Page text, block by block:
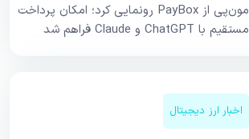
مون‌پی از PayBox رونمایی کرد؛ امکان پرداخت
مستقیم با ChatGPT و Claude فراهم شد
اخبار ارز دیجیتال